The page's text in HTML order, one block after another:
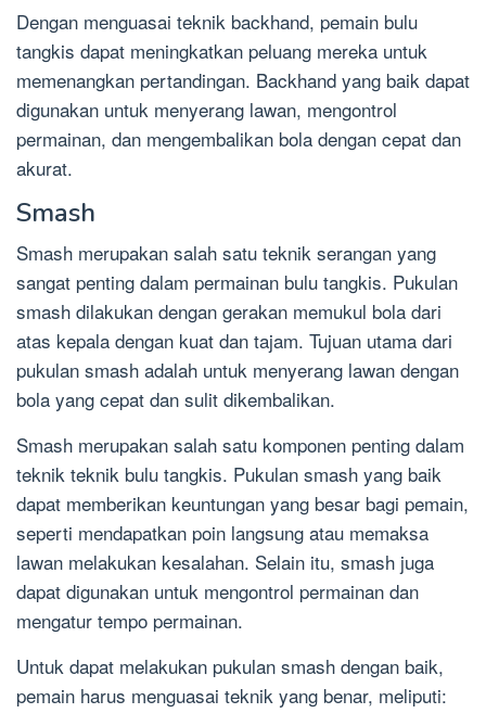
Dengan menguasai teknik backhand, pemain bulu
tangkis dapat meningkatkan peluang mereka untuk
memenangkan pertandingan. Backhand yang baik dapat
digunakan untuk menyerang lawan, mengontrol
permainan, dan mengembalikan bola dengan cepat dan
akurat.
Smash
Smash merupakan salah satu teknik serangan yang
sangat penting dalam permainan bulu tangkis. Pukulan
smash dilakukan dengan gerakan memukul bola dari
atas kepala dengan kuat dan tajam. Tujuan utama dari
pukulan smash adalah untuk menyerang lawan dengan
bola yang cepat dan sulit dikembalikan.
Smash merupakan salah satu komponen penting dalam
teknik teknik bulu tangkis. Pukulan smash yang baik
dapat memberikan keuntungan yang besar bagi pemain,
seperti mendapatkan poin langsung atau memaksa
lawan melakukan kesalahan. Selain itu, smash juga
dapat digunakan untuk mengontrol permainan dan
mengatur tempo permainan.
Untuk dapat melakukan pukulan smash dengan baik,
pemain harus menguasai teknik yang benar, meliputi: